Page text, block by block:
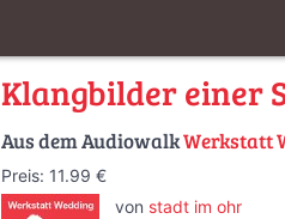
Klangbilder einer
Aus dem AudiowalkWerkstatt
Preis: 11.99 €
von stadt im ohr